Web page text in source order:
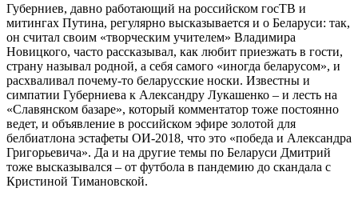
Губерниев, давно работающий на российском госТВ и
митингах Путина, регулярно высказывается и о Беларуси: так,
он считал своим «творческим учителем» Владимира
Новицкого, часто рассказывал, как любит приезжать в гости,
страну называл родной, а себя самого «иногда беларусом», и
расхваливал почему-то беларусские носки. Известны и
симпатии Губерниева к Александру Лукашенко – и лесть на
«Славянском базаре», который комментатор тоже постоянно
ведет, и объявление в российском эфире золотой для
белбиатлона эстафеты ОИ-2018, что это «победа и Александра
Григорьевича». Да и на другие темы по Беларуси Дмитрий
тоже высказывался – от футбола в пандемию до скандала с
Кристиной Тимановской.